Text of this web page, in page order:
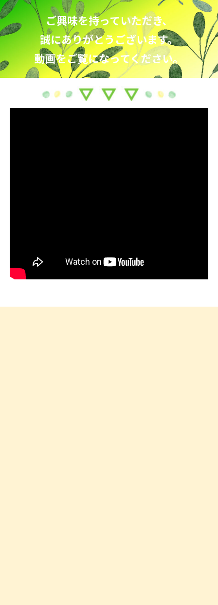
ご興味を持っていただき、
誠にありがとうございます。
動画をご覧になってください。